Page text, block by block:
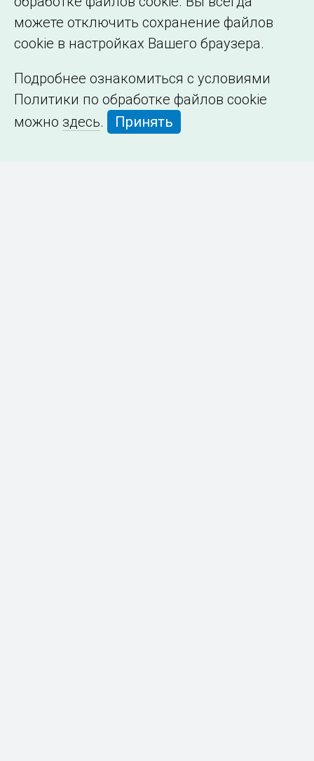
можете отключить сохранение файлов
cookie в настройках Вашего браузера.
Подробнее ознакомиться с условиями
Политики по обработке файлов cookie
можно здесь. Принять